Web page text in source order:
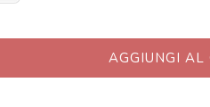
AGGIUNGI AL